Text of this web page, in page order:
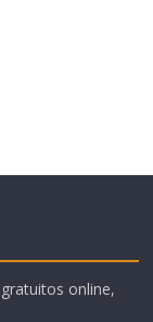
online,